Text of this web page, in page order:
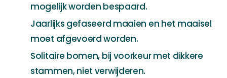
mogelijk worden bespaard.
Jaarlijks gefaseerd maaien en het maaisel
moet afgevoerd worden.
Solitaire bomen, bij voorkeur met dikkere
stammen, niet verwijderen.